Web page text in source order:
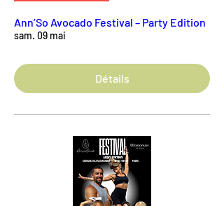
Ann’So Avocado Festival – Party Edition
sam. 09 mai
Détails